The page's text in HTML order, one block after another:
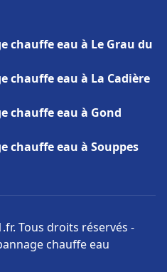
chauffe eau à Le Grau du
chauffe eau à La Cadière
chauffe eau à Gond
chauffe eau à Souppes
Tous droits réservés -
chauffe eau